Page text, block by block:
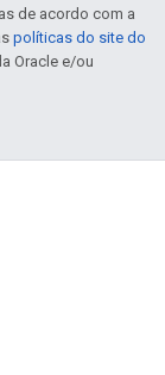
de acordo com a
políticas do site do
Oracle e/ou